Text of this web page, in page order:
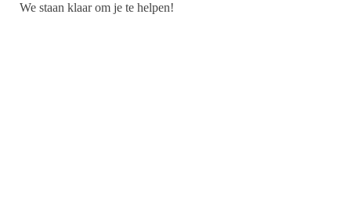
We staan klaar om je te helpen!